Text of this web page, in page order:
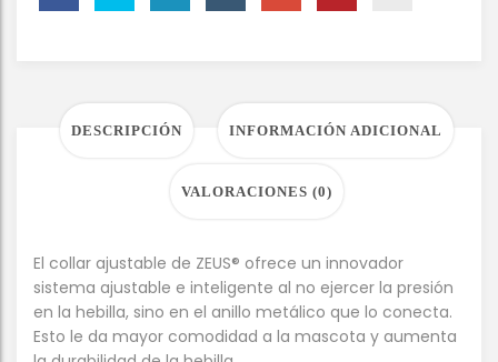
DESCRIPCIÓN INFORMACIÓN ADICIONAL
VALORACIONES (0)
El collar ajustable de ZEUS® ofrece un innovador
sistema ajustable e inteligente al no ejercer la presión
en la hebilla, sino en el anillo metálico que lo conecta.
Esto le da mayor comodidad a la mascota y aumenta